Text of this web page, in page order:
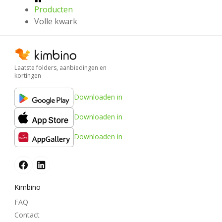
Producten
Volle kwark
Laatste folders, aanbiedingen en
kortingen
Downloaden in
Downloaden in
Downloaden in
Kimbino
FAQ
Contact